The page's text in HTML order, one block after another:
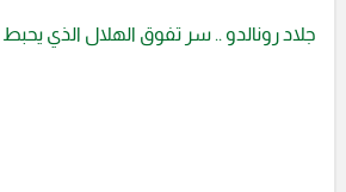
جلاد رونالدو .. سر تفوق الهلال الذي يحبط